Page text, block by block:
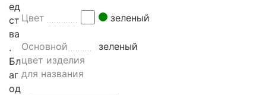
ед
ст
ва
.
Бл
аг
од
Цвет зеленый
Основной
цвет изделия
для названия
зеленый